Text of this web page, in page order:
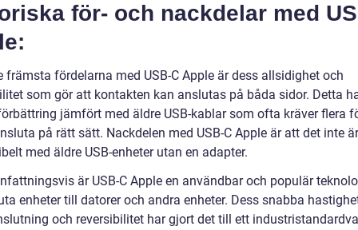
för- och nackdelar med
främsta fördelarna med USB-C Apple är dess allsidighet och
som gör att kontakten kan anslutas på båda sidor. Detta
jämfört med äldre USB-kablar som ofta kräver flera
på rätt sätt. Nackdelen med USB-C Apple är att det inte är
med äldre USB-enheter utan en adapter.
är USB-C Apple en användbar och populär
enheter till datorer och andra enheter. Dess snabba
och reversibilitet har gjort det till ett